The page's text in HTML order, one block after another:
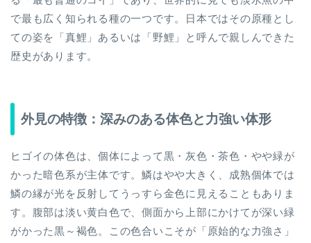
で最も広く知られる種の一つです。日本ではその原種とし
ての姿を「真鯉」あるいは「野鯉」と呼んで親しんできた
歴史があります。
外見の特徴：深みのある体色と力強い体形
ヒゴイの体色は、個体によって黒・灰色・茶色・やや緑が
かった暗色系が主体です。鱗はやや大きく、成熟個体では
鱗の縁が光を反射してうっすら金色に見えることもありま
す。腹部は淡い黄白色で、側面から上部にかけてが深い緑
がかった黒～褐色。この色合いこそが「原始的な力強さ」